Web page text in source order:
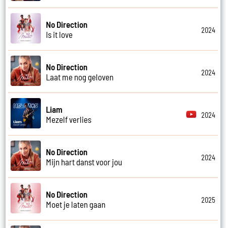
No Direction
Is it love
2024
No Direction
Laat me nog geloven
2024
Liam
Mezelf verlies
2024
No Direction
Mijn hart danst voor jou
2024
No Direction
Moet je laten gaan
2025